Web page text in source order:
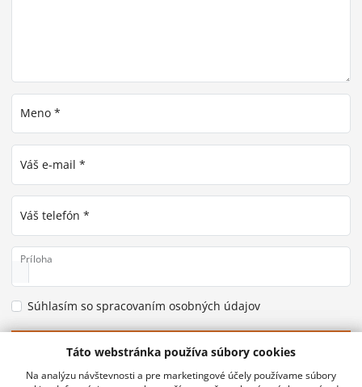
Meno *
Váš e-mail *
Váš telefón *
Príloha
Súhlasím so spracovaním osobných údajov
Odoslať
Táto webstránka používa súbory cookies
Na analýzu návštevnosti a pre marketingové účely používame súbory